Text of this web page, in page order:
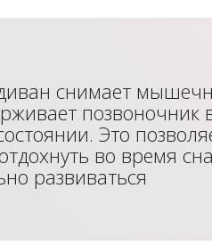
снимает
позвоночник
Это
во время
развиваться